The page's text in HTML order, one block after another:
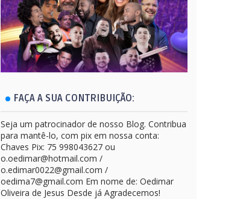
FAÇA A SUA CONTRIBUIÇÃO:
Seja um patrocinador de nosso Blog. Contribua
para mantê-lo, com pix em nossa conta:
Chaves Pix: 75 998043627 ou
o.oedimar@hotmail.com /
o.edimar0022@gmail.com /
oedima7@gmail.com Em nome de: Oedimar
Oliveira de Jesus Desde já Agradecemos!